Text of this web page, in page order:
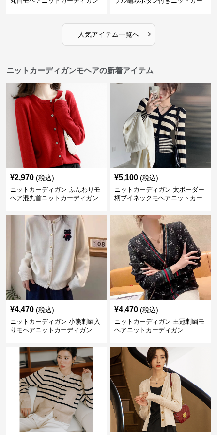
人気アイテム一覧へ ›
ニットカーディガンモヘアの新着アイテム
¥2,970 (税込)
ニットカーディガン ふんわりモ
ヘア混丸首ニットカーディガン
¥5,100 (税込)
ニットカーディガン 太ボーダー
柄ブイネックモヘアニットカー
¥4,470 (税込)
ニットカーディガン 小熊刺繍入
りモヘアニットカーディガン
¥4,470 (税込)
ニットカーディガン 王冠刺繍モ
ヘアニットカーディガン